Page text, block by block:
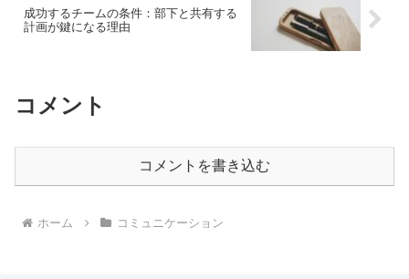
成功するチームの条件：部下と共有する
計画が鍵になる理由
コメント
コメントを書き込む
ホーム コミュニケーション